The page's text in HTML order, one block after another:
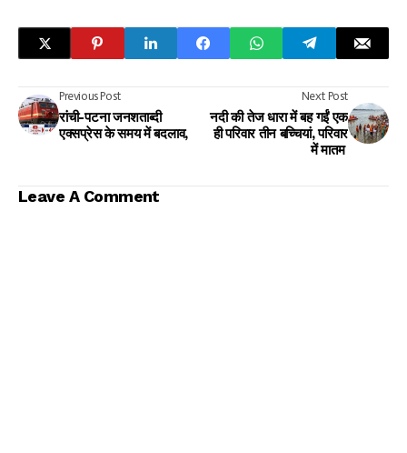
Previous Post
रांची-पटना जनशताब्दी
एक्सप्रेस के समय में बदलाव,
Next Post
नदी की तेज धारा में बह गईं एक
ही परिवार तीन बच्चियां, परिवार
में मातम
Leave A Comment